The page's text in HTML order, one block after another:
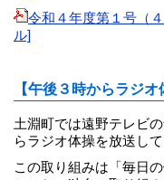
令和４年度第１号（
ル]
【午後３時からラジ
土淵町では遠野テレビ
らラジオ体操を放送して
この取り組みは「毎日